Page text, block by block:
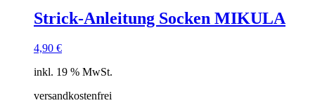
Strick-Anleitung Socken MIKULA
4,90 €
inkl. 19 % MwSt.
versandkostenfrei